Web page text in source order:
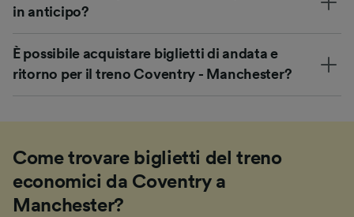
in anticipo?
È possibile acquistare biglietti di andata e
ritorno per il treno Coventry - Manchester?
Come trovare biglietti del treno
economici da Coventry a
Manchester?